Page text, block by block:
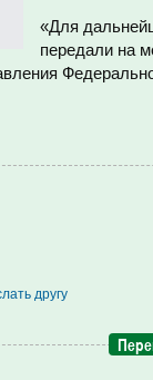
«Для
передали на
другу